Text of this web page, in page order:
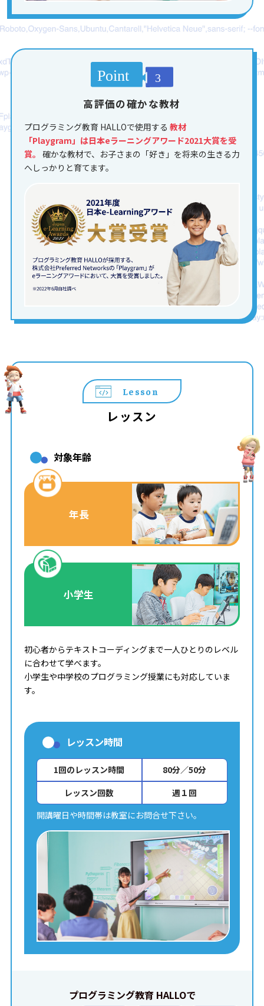
高評価の確かな教材
プログラミング教育 HALLOで使用する 教材
「Playgram」は日本eラーニングアワード2021大賞を受
賞。 確かな教材で、お子さまの「好き」を将来の生きる力
へしっかりと育てます。
Lesson
レッスン
対象年齢
年長
小学生
初心者からテキストコーディングまで一人ひとりのレベル
に合わせて学べます。
小学生や中学校のプログラミング授業にも対応していま
す。
レッスン時間
1回のレッスン時間
80分／50分
レッスン回数
週１回
開講曜日や時間帯は教室にお問合せ下さい。
プログラミング教育 HALLOで